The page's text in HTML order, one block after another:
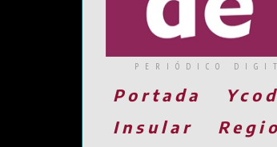
PERIÓDICO
Portada
Insular